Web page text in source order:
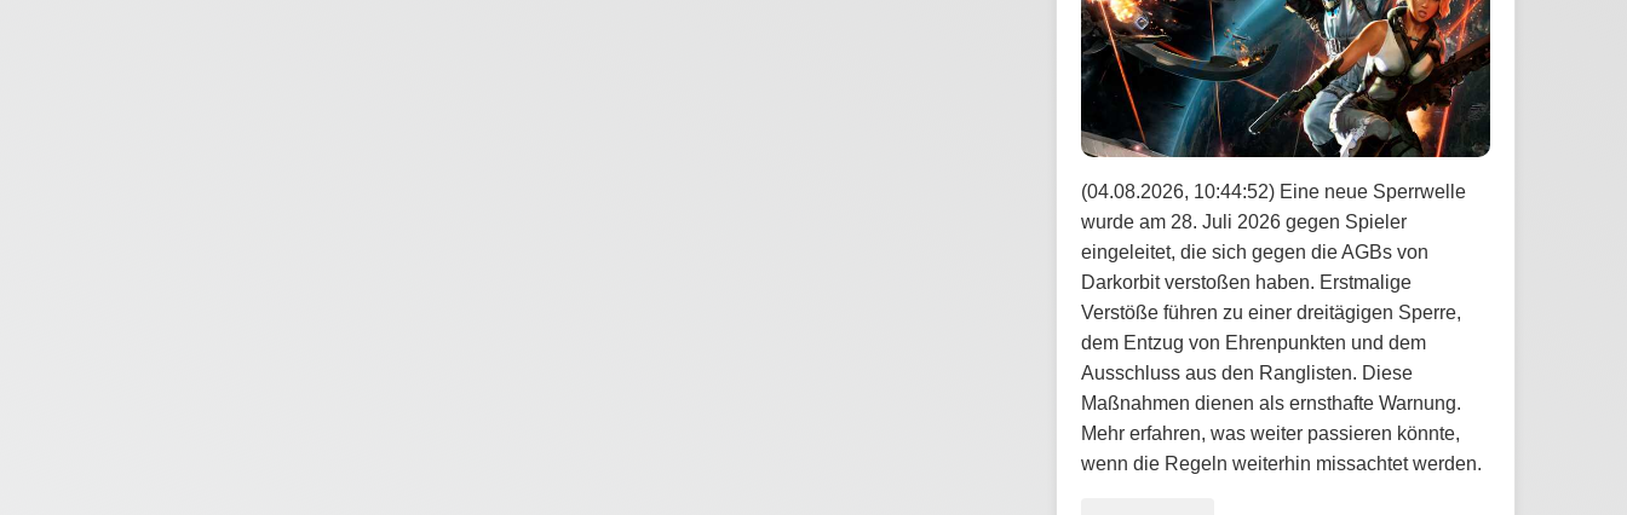
(04.08.2026, 10:44:52) Eine neue Sperrwelle
wurde am 28. Juli 2026 gegen Spieler
eingeleitet, die sich gegen die AGBs von
Darkorbit verstoßen haben. Erstmalige
Verstöße führen zu einer dreitägigen Sperre,
dem Entzug von Ehrenpunkten und dem
Ausschluss aus den Ranglisten. Diese
Maßnahmen dienen als ernsthafte Warnung.
Mehr erfahren, was weiter passieren könnte,
wenn die Regeln weiterhin missachtet werden.